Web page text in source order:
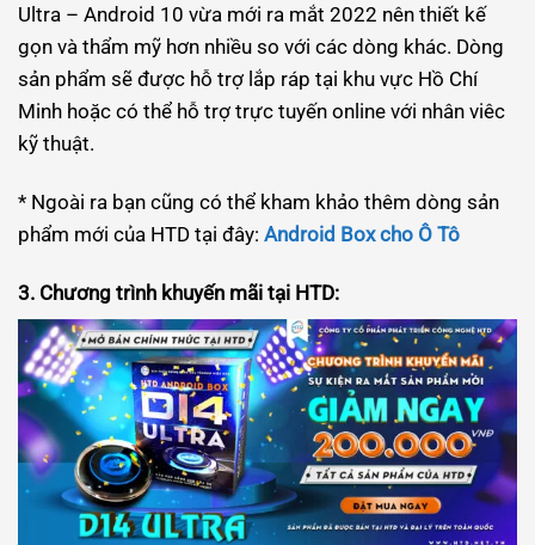
Ultra – Android 10 vừa mới ra mắt 2022 nên thiết kế
gọn và thẩm mỹ hơn nhiều so với các dòng khác. Dòng
sản phẩm sẽ được hỗ trợ lắp ráp tại khu vực Hồ Chí
Minh hoặc có thể hỗ trợ trực tuyến online với nhân viêc
kỹ thuật.
* Ngoài ra bạn cũng có thể kham khảo thêm dòng sản
phẩm mới của HTD tại đây: Android Box cho Ô Tô
3. Chương trình khuyến mãi tại HTD: